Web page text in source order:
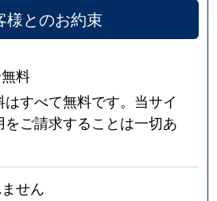
様とのお約束
料
すべて無料です。当サイ
をご請求することは一切あ
せん